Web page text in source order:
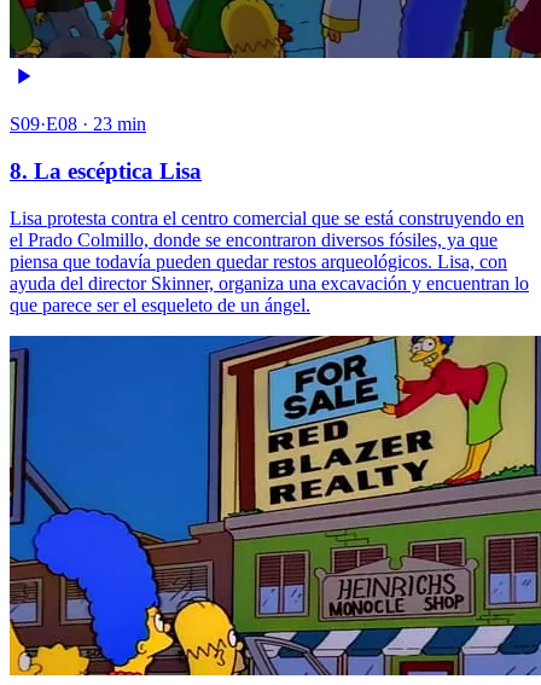
S09·E08 · 23 min
8. La escéptica Lisa
Lisa protesta contra el centro comercial que se está construyendo en
el Prado Colmillo, donde se encontraron diversos fósiles, ya que
piensa que todavía pueden quedar restos arqueológicos. Lisa, con
ayuda del director Skinner, organiza una excavación y encuentran lo
que parece ser el esqueleto de un ángel.